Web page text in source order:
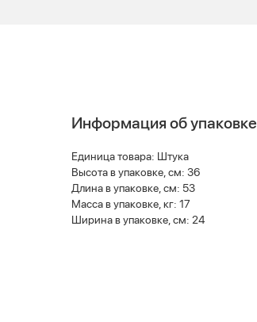
Информация об упаковке
Единица товара: Штука
Высота в упаковке, см: 36
Длина в упаковке, см: 53
Масса в упаковке, кг: 17
Ширина в упаковке, см: 24